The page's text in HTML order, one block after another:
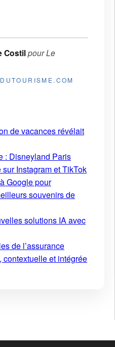
CostilpourLe
de vacances révélait
: Disneyland Paris
Instagram et TikTok
Google pour
souvenirs de
solutions IA avec
de l’assurance
contextuelle et intégrée